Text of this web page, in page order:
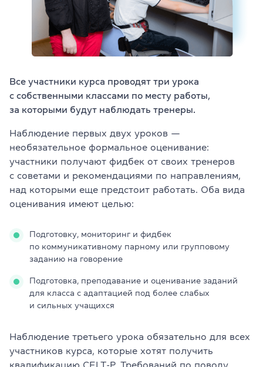
Все участники курса проводят три урока
с собственными классами по месту работы,
за которыми будут наблюдать тренеры.
Наблюдение первых двух уроков —
необязательное формальное оценивание:
участники получают фидбек от своих тренеров
с советами и рекомендациями по направлениям,
над которыми еще предстоит работать. Оба вида
оценивания имеют целью:
Подготовку, мониторинг и фидбек
по коммуникативному парному или групповому
заданию на говорение
Подготовка, преподавание и оценивание заданий
для класса с адаптацией под более слабых
и сильных учащихся
Наблюдение третьего урока обязательно для всех
участников курса, которые хотят получить
квалификацию CELT-P. Требований по поводу